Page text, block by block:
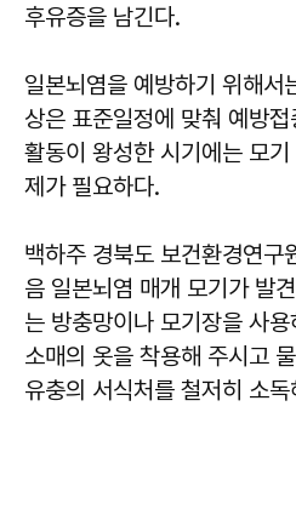
후유증을 남긴다.
일본뇌염을 예방하기 위해서
상은 표준일정에 맞춰 예방
활동이 왕성한 시기에는 모
제가 필요하다.
백하주 경북도 보건환경연구
음 일본뇌염 매개 모기가 발
는 방충망이나 모기장을 사
소매의 옷을 착용해 주시고
유충의 서식처를 철저히 소